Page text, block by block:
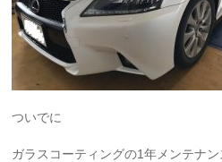
ついでに
ガラスコーティングの1年メンテナン